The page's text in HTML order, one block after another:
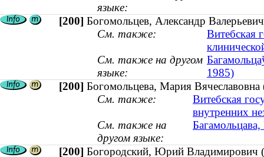
языке:
[200] Богомольцев, Александр
См. также:
Витебская
См. также на другом
языке:
1985)
[200] Богомольцева, Мария
См. также:
Витебская
внутренних
См. также на
другом языке:
[200] Богородский, Юрий Владимирович